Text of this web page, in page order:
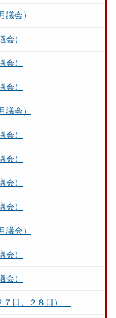
議会）
会）
会）
会）
議会）
会）
会）
会）
会）
議会）
会）
会）
７日、２８日）